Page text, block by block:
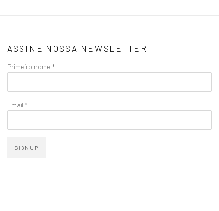
ASSINE NOSSA NEWSLETTER
Primeiro nome *
Email *
SIGNUP